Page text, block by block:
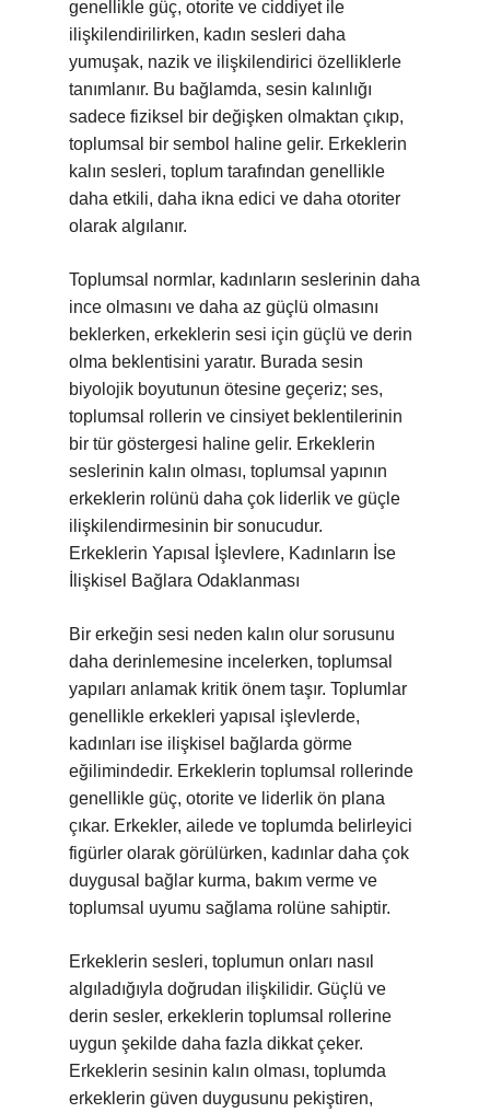
genellikle güç, otorite ve ciddiyet ile
ilişkilendirilirken, kadın sesleri daha
yumuşak, nazik ve ilişkilendirici özelliklerle
tanımlanır. Bu bağlamda, sesin kalınlığı
sadece fiziksel bir değişken olmaktan çıkıp,
toplumsal bir sembol haline gelir. Erkeklerin
kalın sesleri, toplum tarafından genellikle
daha etkili, daha ikna edici ve daha otoriter
olarak algılanır.
Toplumsal normlar, kadınların seslerinin daha
ince olmasını ve daha az güçlü olmasını
beklerken, erkeklerin sesi için güçlü ve derin
olma beklentisini yaratır. Burada sesin
biyolojik boyutunun ötesine geçeriz; ses,
toplumsal rollerin ve cinsiyet beklentilerinin
bir tür göstergesi haline gelir. Erkeklerin
seslerinin kalın olması, toplumsal yapının
erkeklerin rolünü daha çok liderlik ve güçle
ilişkilendirmesinin bir sonucudur.
Erkeklerin Yapısal İşlevlere, Kadınların İse
İlişkisel Bağlara Odaklanması
Bir erkeğin sesi neden kalın olur sorusunu
daha derinlemesine incelerken, toplumsal
yapıları anlamak kritik önem taşır. Toplumlar
genellikle erkekleri yapısal işlevlerde,
kadınları ise ilişkisel bağlarda görme
eğilimindedir. Erkeklerin toplumsal rollerinde
genellikle güç, otorite ve liderlik ön plana
çıkar. Erkekler, ailede ve toplumda belirleyici
figürler olarak görülürken, kadınlar daha çok
duygusal bağlar kurma, bakım verme ve
toplumsal uyumu sağlama rolüne sahiptir.
Erkeklerin sesleri, toplumun onları nasıl
algıladığıyla doğrudan ilişkilidir. Güçlü ve
derin sesler, erkeklerin toplumsal rollerine
uygun şekilde daha fazla dikkat çeker.
Erkeklerin sesinin kalın olması, toplumda
erkeklerin güven duygusunu pekiştiren,